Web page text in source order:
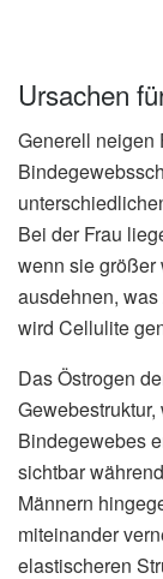
Ursachen
Generell neigen
Bei der Frau
wenn sie größer
ausdehnen,
wird Cellulite
Das Östrogen
Bindegewebes
sichtbar
Männern
miteinander
elastischeren